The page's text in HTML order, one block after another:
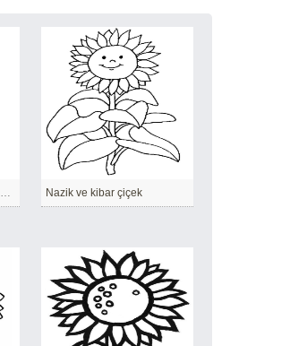
Sarı çiçek kimseyi kayıtsız bırakmayacak Nazik ve kibar çiçek